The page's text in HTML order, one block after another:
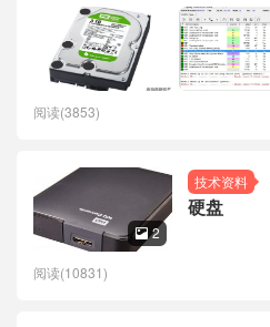
阅读(3853)
技术资料
硬盘
 2
阅读(10831)